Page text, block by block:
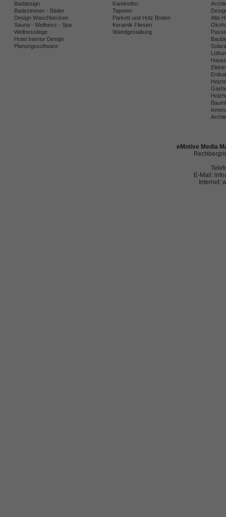
Baddesign
Badezimmer - Bäder
Design Waschbecken
Sauna - Wellness - Spa
Wellnessliege
Hotel Interior Design
Planungssoftware
Kaminofen
Tapeten
Parkett und Holz Boden
Keramik Fliesen
Wandgestaltung
Alte
eMotive Media
E-Mail:
Internet: